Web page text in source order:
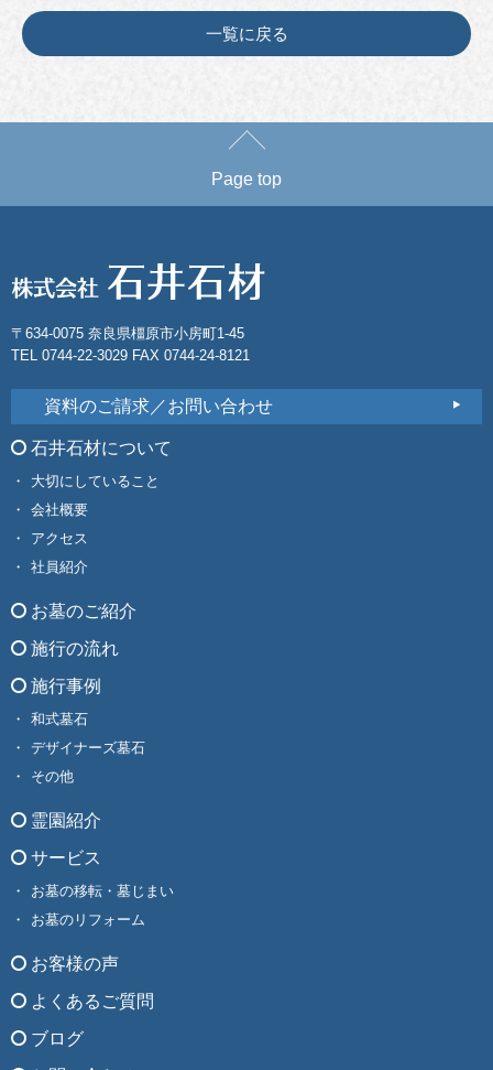
一覧に戻る
Page top
〒634-0075 奈良県橿原市小房町1-45
TEL 0744-22-3029 FAX 0744-24-8121
資料のご請求／お問い合わせ
石井石材について
大切にしていること
会社概要
アクセス
社員紹介
お墓のご紹介
施行の流れ
施行事例
和式墓石
デザイナーズ墓石
その他
霊園紹介
サービス
お墓の移転・墓じまい
お墓のリフォーム
お客様の声
よくあるご質問
ブログ